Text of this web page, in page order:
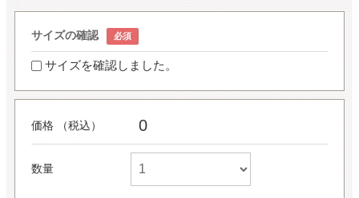
サイズの確認
サイズを確認しました。
価格 （税込） 0
数量